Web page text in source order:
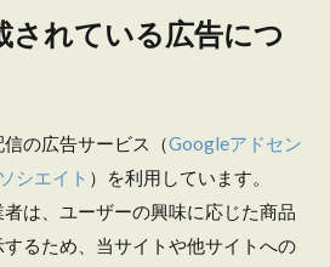
されている広告につ
の広告サービス（Googleアドセン
シエイト ）を利用しています。
は、ユーザーの興味に応じた商品
るため、当サイトや他サイトへの